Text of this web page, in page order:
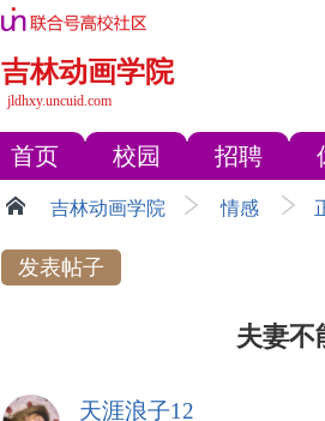
吉林动画学院
jldhxy.uncuid.com
首页 校园 招聘
吉林动画学院 情感
发表帖子
夫妻不
天涯浪子12